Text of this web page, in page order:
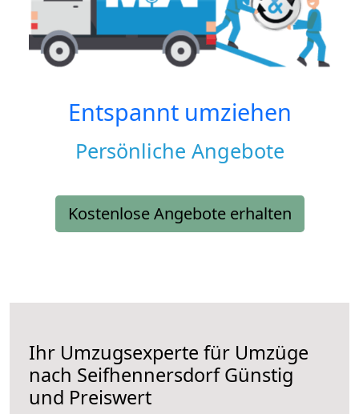
Entspannt umziehen
Persönliche Angebote
Kostenlose Angebote erhalten
Ihr Umzugsexperte für Umzüge
nach SeifhennersdorfGünstig
und Preiswert